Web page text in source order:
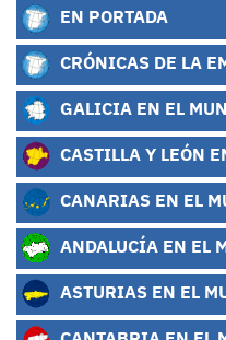
EN PORTADA
CRÓNICAS DE LA
GALICIA EN EL
CASTILLA Y LEÓN
CANARIAS EN EL
ANDALUCÍA EN EL
ASTURIAS EN EL